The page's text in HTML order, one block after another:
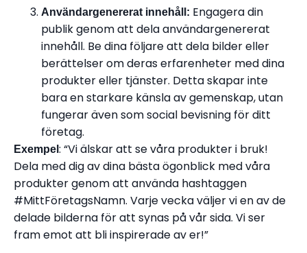
Användargenererat innehåll: Engagera din
publik genom att dela användargenererat
innehåll. Be dina följare att dela bilder eller
berättelser om deras erfarenheter med dina
produkter eller tjänster. Detta skapar inte
bara en starkare känsla av gemenskap, utan
fungerar även som social bevisning för ditt
företag.
Exempel : “Vi älskar att se våra produkter i bruk!
Dela med dig av dina bästa ögonblick med våra
produkter genom att använda hashtaggen
#MittFöretagsNamn. Varje vecka väljer vi en av de
delade bilderna för att synas på vår sida. Vi ser
fram emot att bli inspirerade av er!”